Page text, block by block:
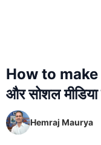
How to
और सोशल
Hemraj Maurya